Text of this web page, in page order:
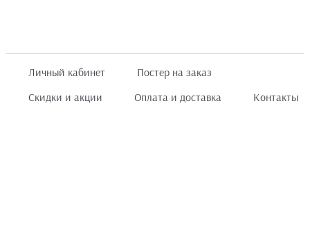
Личный кабинет
Постер на заказ
Скидки и акции
Оплата и доставка
Контакты